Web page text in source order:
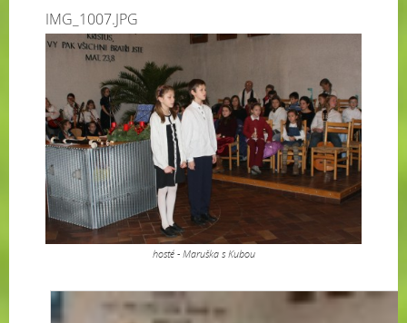
IMG_1007.JPG
hosté - Maruška s Kubou